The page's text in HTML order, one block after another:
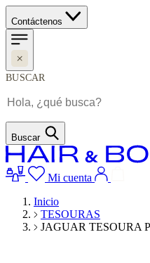
Contáctenos
BUSCAR
Buscar
Mi cuenta
Inicio
TESOURAS
JAGUAR TESOURA